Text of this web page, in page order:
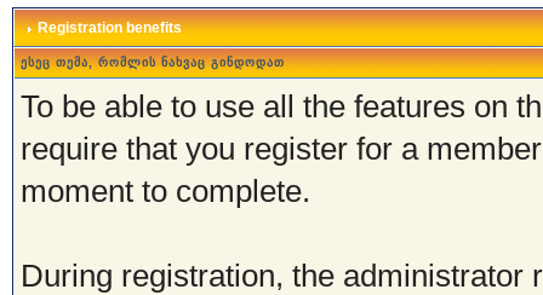
Registration benefits
ესეც თემა, რომლის ნახვაც გინდოდათ
To be able to use all the features on
require that you register for a
moment to complete.
During registration, the administrator